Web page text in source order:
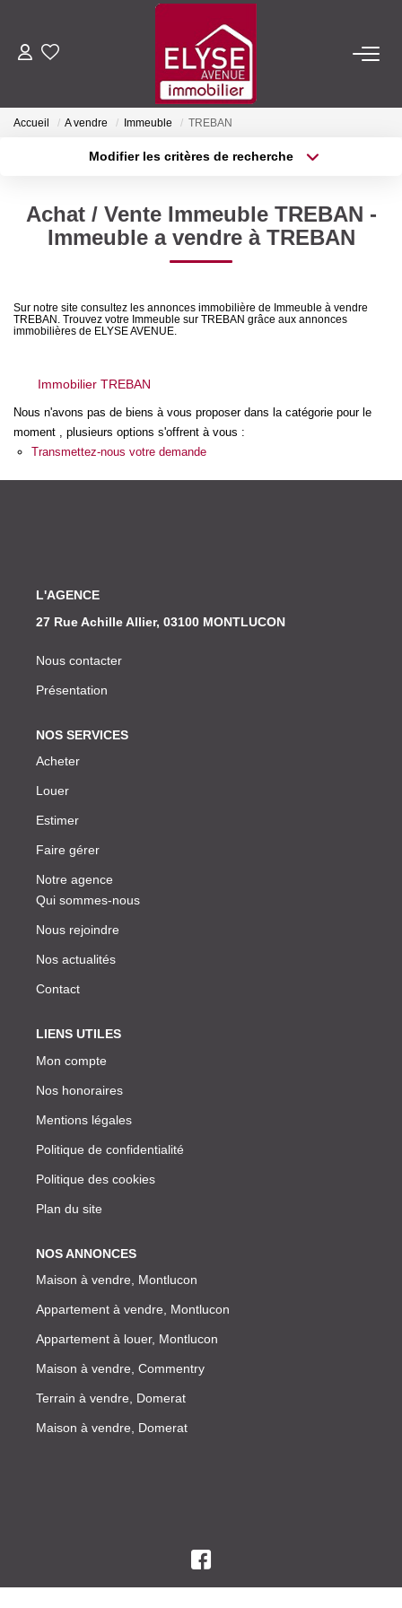
ACHETER
NOTRE AGENCE
Nos Actualités
Accueil A vendre Immeuble TREBAN
Modifier les critères de recherche
Sélectionnez...
Type de bien
Surface min
Créer une alerte
Achat / Vente Immeuble TREBAN -
Immeuble a vendre à TREBAN
Sur notre site consultez les annonces immobilière de Immeuble à vendre
TREBAN. Trouvez votre Immeuble sur TREBAN grâce aux annonces
immobilières de ELYSE AVENUE.
Immobilier TREBAN
Nous n'avons pas de biens à vous proposer dans la catégorie pour le
moment , plusieurs options s'offrent à vous :
Transmettez-nous votre demande
L'AGENCE
27 Rue Achille Allier, 03100 MONTLUCON
Nous contacter
Présentation
NOS SERVICES
Acheter
Louer
Estimer
Faire gérer
Notre agence
Qui sommes-nous
Nous rejoindre
Nos actualités
Contact
LIENS UTILES
Mon compte
Nos honoraires
Mentions légales
Politique de confidentialité
Politique des cookies
Plan du site
NOS ANNONCES
Maison à vendre, Montlucon
Appartement à vendre, Montlucon
Appartement à louer, Montlucon
Maison à vendre, Commentry
Terrain à vendre, Domerat
Maison à vendre, Domerat